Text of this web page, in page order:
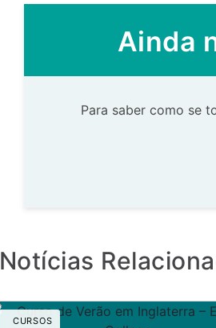
Ainda
Para saber como se
Notícias
CURSOS